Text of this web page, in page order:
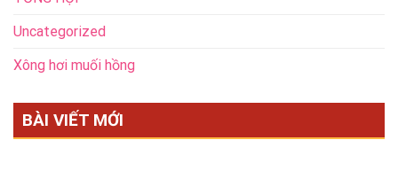
Uncategorized
Xông hơi muối hồng
BÀI VIẾT MỚI